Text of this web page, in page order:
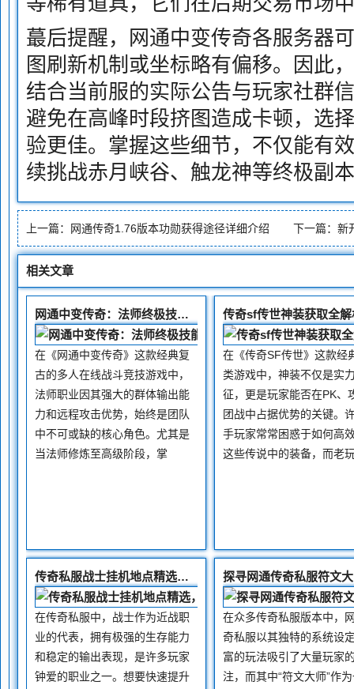
蕞后提醒，网通中变传奇各服务器
图刷新机制或坐标略有偏移。因此
结合当前服的实际公告与玩家社群
避免在高峰时段挤图造成卡顿，选
验更佳。掌握这些细节，不仅能有
续挑战赤月峡谷、触龙神等终极副
上一篇： 网通传奇1.76版本功勋获得途径详细介绍 下一篇： 新
相关文章
网通中变传奇：法师终极技能秘籍
在《网通中变传奇》这款经典复
古的多人在线战斗竞技游戏中，
法师职业因其强大的群体输出能
力和远程攻击优势，始终是团队
中不可或缺的核心角色。尤其是
当法师修炼至高级阶段，掌
传奇sf传世神装获取全解
在《传奇SF传世》这款经
类游戏中，神装不仅是实
征，更是玩家能否在PK、
团战中占据优势的关键。
手玩家常常困惑于如何高
这些传说中的装备，而老
传奇私服战士挂机地点精选，助你高效升级
在传奇私服中，战士作为近战职
业的代表，拥有极强的生存能力
和稳定的输出表现，是许多玩家
钟爱的职业之一。想要快速提升
在众多传奇私服版本中，
奇私服以其独特的系统设
富的玩法吸引了大量玩家
注，而其中“符文大师”作